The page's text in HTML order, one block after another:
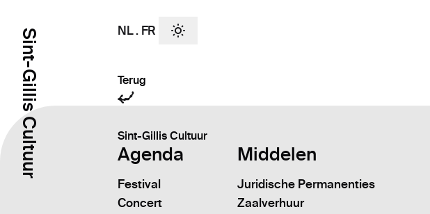
Sint-Gillis Cultuur NL . FR
Terug
Sint-Gillis Cultuur
Agenda
Festival
Concert
Middelen
Juridische Permanenties
Zaalverhuur